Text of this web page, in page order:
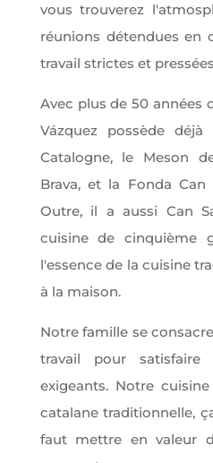
vous trouverez
réunions détendues en
travail strictes et
Avec plus de 50 années
Vázquez possède
Catalogne, le Meson
Brava, et la Fonda
Outre, il a aussi Can
cuisine de cinquième
l'essence de la cuisine
à la maison.
Notre famille se
travail pour
exigeants. Notre
catalane traditionnelle,
faut mettre en valeur